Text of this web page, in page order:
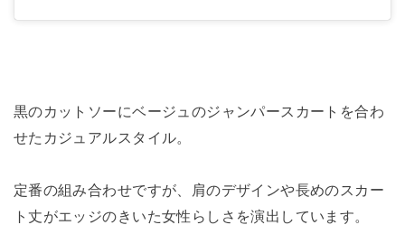
黒のカットソーにベージュのジャンパースカートを合わ
せたカジュ アルスタイル。
定番の組み合わせですが、
肩のデザインや長めのスカー
ト丈がエッジのきいた女性らしさを演出しています。